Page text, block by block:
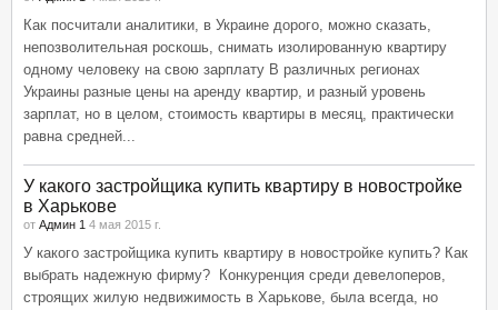
Как посчитали аналитики, в Украине дорого, можно сказать,
непозволительная роскошь, снимать изолированную квартиру
одному человеку на свою зарплату В различных регионах
Украины разные цены на аренду квартир, и разный уровень
зарплат, но в целом, стоимость квартиры в месяц, практически
равна средней...
У какого застройщика купить квартиру в новостройке
в Харькове
от Админ 1 4 мая 2015 г.
У какого застройщика купить квартиру в новостройке купить? Как
выбрать надежную фирму? Конкуренция среди девелоперов,
строящих жилую недвижимость в Харькове, была всегда, но